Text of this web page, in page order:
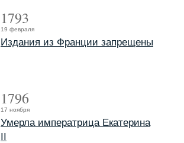
1793
19 февраля
Издания из Франции запрещены
1796
17 ноября
Умерла императрица Екатерина
II